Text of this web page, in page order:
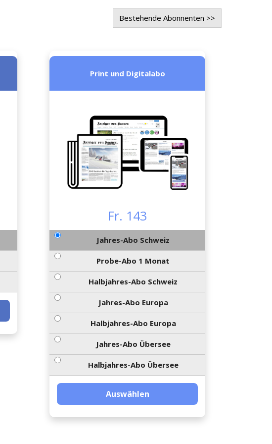
Bestehende Abonnenten >>
Print und Digitalabo
Fr. 143
Jahres-Abo Schweiz
Probe-Abo 1 Monat
Halbjahres-Abo Schweiz
Jahres-Abo Europa
Halbjahres-Abo Europa
Jahres-Abo Übersee
Halbjahres-Abo Übersee
Auswählen